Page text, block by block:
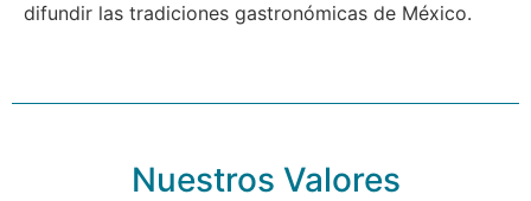
difundir las tradiciones gastronómicas de México.
Nuestros Valores